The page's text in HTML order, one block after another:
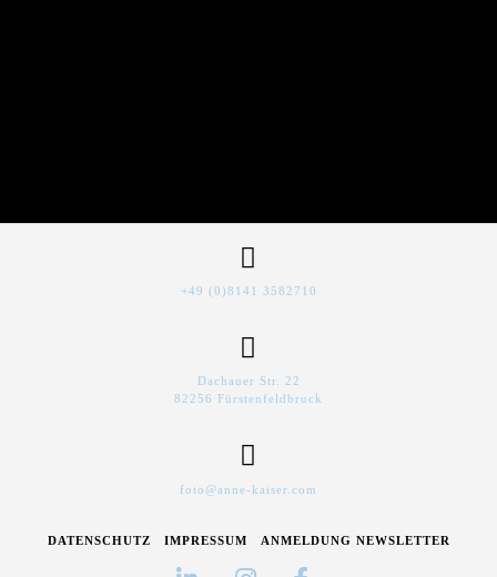
+49 (0)8141 3582710
Dachauer Str. 22
82256 Fürstenfeldbruck
foto@anne-kaiser.com
DATENSCHUTZ IMPRESSUM ANMELDUNG NEWSLETTER